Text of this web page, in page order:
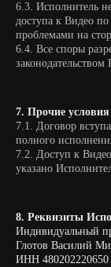
6.3. Исполнитель
доступа к Видео
проблемами на
6.4. Все споры
7. Прочие условия
7.1. Договор
полного
7.2. Доступ к Видео
указано
8. Реквизиты
Индивидуальный
Глотов Василий
ИНН 480202220650
Москва, 2-й